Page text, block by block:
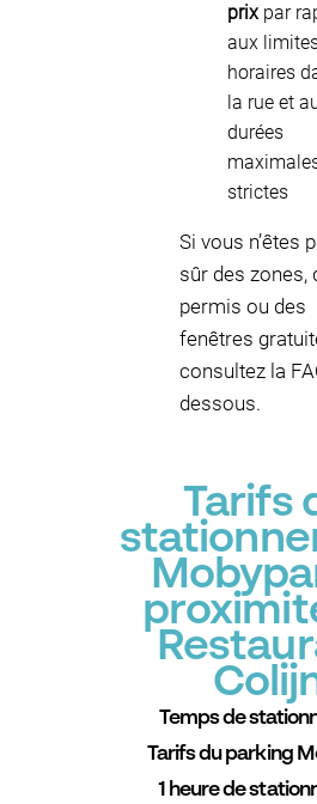
prix par
aux
horaires
la rue et
durées
strictes
Si vous n’êtes
sûr des zones,
permis ou des
fenêtres
consultez la
dessous.
Tarifs
Temps de
Tarifs du parking
1 heure de